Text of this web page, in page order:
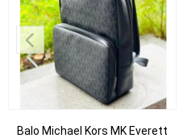
Balo Michael Kors MK Everett